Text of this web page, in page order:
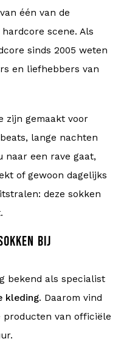
één van de
scene. Als
sinds 2005 weten
en liefhebbers van
zijn gemaakt voor
lange nachten
naar een rave gaat,
of gewoon dagelijks
deze sokken
BIJ
bekend als specialist
kleding. Daarom vind
van officiële